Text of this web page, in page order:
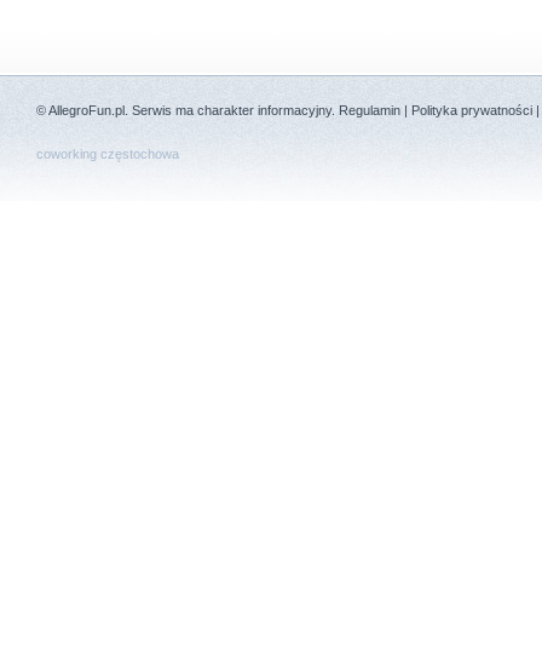
©AllegroFun.pl . Serwis ma charakter informacyjny. Regulamin | Polityka prywatności |
coworking częstochowa